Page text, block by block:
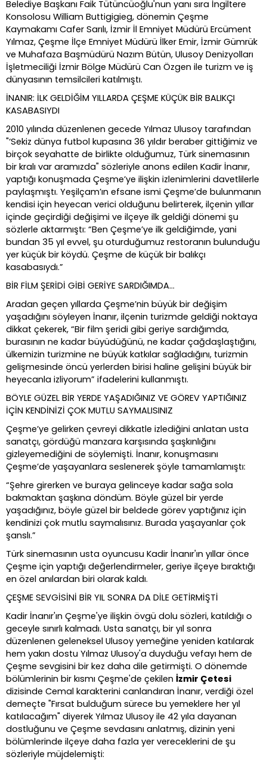
Belediye Başkanı Faik Tütüncüoğlu'nun yanı sıra İngiltere
Konsolosu William Buttigigieg, dönemin Çeşme
Kaymakamı Cafer Sarılı, İzmir İl Emniyet Müdürü Ercüment
Yılmaz, Çeşme İlçe Emniyet Müdürü İlker Emir, İzmir Gümrük
ve Muhafaza Başmüdürü Nazım Bütün, Ulusoy Denizyolları
İşletmeciliği İzmir Bölge Müdürü Can Özgen ile turizm ve iş
dünyasının temsilcileri katılmıştı.
İNANIR: İLK GELDİĞİM YILLARDA ÇEŞME KÜÇÜK BİR BALIKÇI
KASABASIYDI
2010 yılında düzenlenen gecede Yılmaz Ulusoy tarafından
"‘Sekiz dünya futbol kupasına 36 yıldır beraber gittiğimiz ve
birçok seyahatte de birlikte olduğumuz, Türk sinemasının
bir kralı var aramızda" sözleriyle anons edilen Kadir İnanır,
yaptığı konuşmada Çeşme’ye ilişkin izlenimlerini davetlilerle
paylaşmıştı. Yeşilçam’ın efsane ismi Çeşme’de bulunmanın
kendisi için heyecan verici olduğunu belirterek, ilçenin yıllar
içinde geçirdiği değişimi ve ilçeye ilk geldiği dönemi şu
sözlerle aktarmıştı: “Ben Çeşme’ye ilk geldiğimde, yani
bundan 35 yıl evvel, şu oturduğumuz restoranın bulunduğu
yer küçük bir köydü. Çeşme de küçük bir balıkçı
kasabasıydı.”
BİR FİLM ŞERİDİ GİBİ GERİYE SARDIĞIMDA…
Aradan geçen yıllarda Çeşme’nin büyük bir değişim
yaşadığını söyleyen İnanır, ilçenin turizmde geldiği noktaya
dikkat çekerek, “Bir film şeridi gibi geriye sardığımda,
burasının ne kadar büyüdüğünü, ne kadar çağdaşlaştığını,
ülkemizin turizmine ne büyük katkılar sağladığını, turizmin
gelişmesinde öncü yerlerden birisi haline gelişini büyük bir
heyecanla izliyorum” ifadelerini kullanmıştı.
BÖYLE GÜZEL BİR YERDE YAŞADIĞINIZ VE GÖREV YAPTIĞINIZ
İÇİN KENDİNİZİ ÇOK MUTLU SAYMALISINIZ
Çeşme’ye gelirken çevreyi dikkatle izlediğini anlatan usta
sanatçı, gördüğü manzara karşısında şaşkınlığını
gizleyemediğini de söylemişti. İnanır, konuşmasını
Çeşme’de yaşayanlara seslenerek şöyle tamamlamıştı:
“Şehre girerken ve buraya gelinceye kadar sağa sola
bakmaktan şaşkına döndüm. Böyle güzel bir yerde
yaşadığınız, böyle güzel bir beldede görev yaptığınız için
kendinizi çok mutlu saymalısınız. Burada yaşayanlar çok
şanslı.”
Türk sinemasının usta oyuncusu Kadir İnanır'ın yıllar önce
Çeşme için yaptığı değerlendirmeler, geriye ilçeye bıraktığı
en özel anılardan biri olarak kaldı.
ÇEŞME SEVGİSİNİ BİR YIL SONRA DA DİLE GETİRMİŞTİ
Kadir İnanır'ın Çeşme'ye ilişkin övgü dolu sözleri, katıldığı o
geceyle sınırlı kalmadı. Usta sanatçı, bir yıl sonra
düzenlenen geleneksel Ulusoy yemeğine yeniden katılarak
hem yakın dostu Yılmaz Ulusoy'a duyduğu vefayı hem de
Çeşme sevgisini bir kez daha dile getirmişti. O dönemde
bölümlerinin bir kısmı Çeşme'de çekilen İzmir Çetesi
dizisinde Cemal karakterini canlandıran İnanır, verdiği özel
demeçte "Fırsat bulduğum sürece bu yemeklere her yıl
katılacağım" diyerek Yılmaz Ulusoy ile 42 yıla dayanan
dostluğunu ve Çeşme sevdasını anlatmış, dizinin yeni
bölümlerinde ilçeye daha fazla yer vereceklerini de şu
sözleriyle müjdelemişti: